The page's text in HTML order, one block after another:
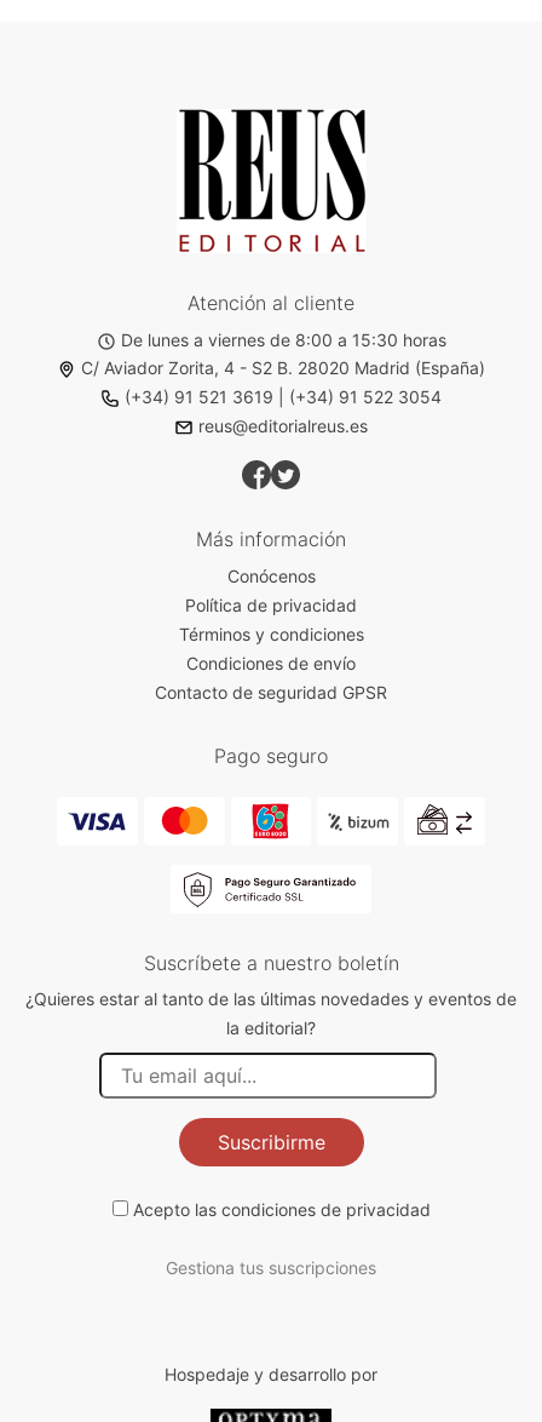
Atención al cliente
De lunes a viernes de 8:00 a 15:30 horas
C/ Aviador Zorita, 4 - S2 B. 28020 Madrid (España)
(+34) 91 521 3619
(+34) 91 522 3054
reus@editorialreus.es
Más información
Conócenos
Política de privacidad
Términos y condiciones
Condiciones de envío
Contacto de seguridad GPSR
Pago seguro
Suscríbete a nuestro boletín
¿Quieres estar al tanto de las últimas novedades y eventos de
la editorial?
Suscribirme
Acepto las condiciones de privacidad
Gestiona tus suscripciones
Hospedaje y desarrollo por